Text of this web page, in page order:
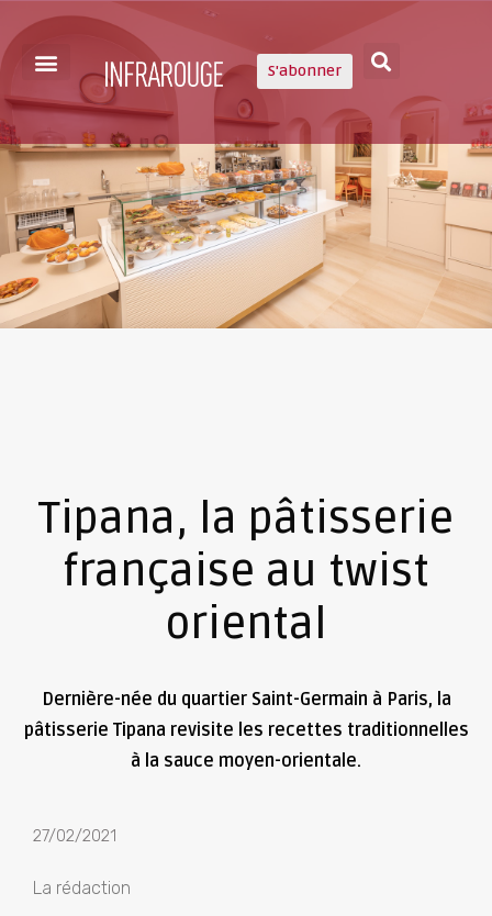
S'abonner
Tipana, la pâtisserie
française au twist
oriental
Dernière-née du quartier Saint-Germain à Paris, la
pâtisserie Tipana revisite les recettes traditionnelles
à la sauce moyen-orientale.
27/02/2021
La rédaction